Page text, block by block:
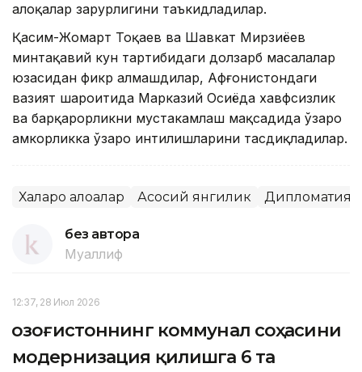
алоқалар зарурлигини таъкидладилар.
Қасим-Жомарт Тоқаев ва Шавкат Мирзиёев
минтақавий кун тартибидаги долзарб масалалар
юзасидан фикр алмашдилар, Афғонистондаги
вазият шароитида Марказий Осиёда хавфсизлик
ва барқарорликни мустаҳкамлаш мақсадида ўзаро
ҳамкорликка ўзаро интилишларини тасдиқладилар.
Халқаро алоқалар Асосий янгилик Дипломатия
без автора
Муаллиф
12:37, 28 Июл 2026
Қозоғистоннинг коммунал соҳасини
модернизация қилишга 6 та